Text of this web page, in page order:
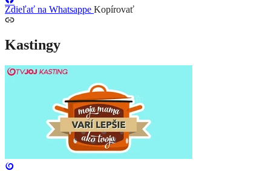
Zdieľať na Whatsappe Kopírovať
Kastingy